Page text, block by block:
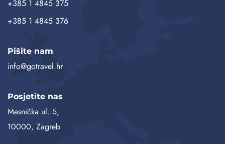
+385 1 4845 375
+385 1 4845 376
Pišite nam
info@gotravel.hr
Posjetite nas
Mesnička ul. 5,
10000, Zagreb